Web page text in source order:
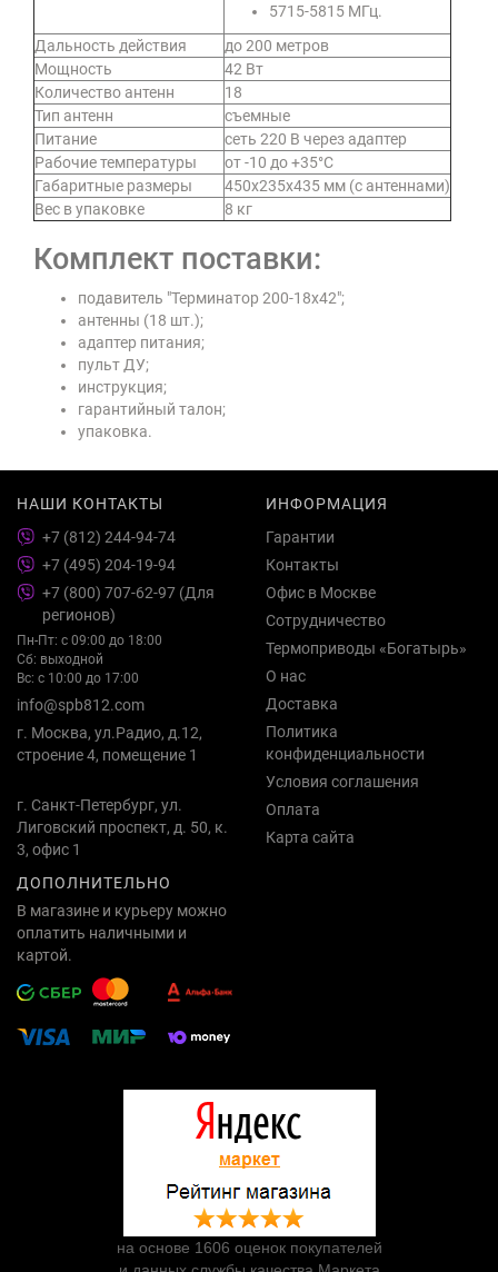
5715-5815 МГц.
Дальность действия
до 200 метров
Мощность
42 Вт
Количество антенн
18
Тип антенн
съемные
Питание
сеть 220 В через адаптер
Рабочие температуры
от -10 до +35°C
Габаритные размеры
450х235х435 мм (с антеннами)
Вес в упаковке
8 кг
Комплект поставки:
подавитель "Терминатор 200-18х42";
антенны (18 шт.);
адаптер питания;
пульт ДУ;
инструкция;
гарантийный талон;
упаковка.
НАШИ КОНТАКТЫ
+7 (812) 244-94-74
+7 (495) 204-19-94
+7 (800) 707-62-97 (Для
регионов)
Пн-Пт: с 09:00 до 18:00
Сб: выходной
Вс: с 10:00 до 17:00
info@spb812.com
г. Москва, ул.Радио, д.12,
строение 4, помещение 1
г. Санкт-Петербург, ул.
Лиговский проспект, д. 50, к.
3, офис 1
ИНФОРМАЦИЯ
Гарантии
Контакты
Офис в Москве
Сотрудничество
Термоприводы «Богатырь»
О нас
Доставка
Политика
конфиденциальности
Условия соглашения
Оплата
Карта сайта
ДОПОЛНИТЕЛЬНО
В магазине и курьеру можно
оплатить наличными и
картой.
на основе 1606 оценок покупателей